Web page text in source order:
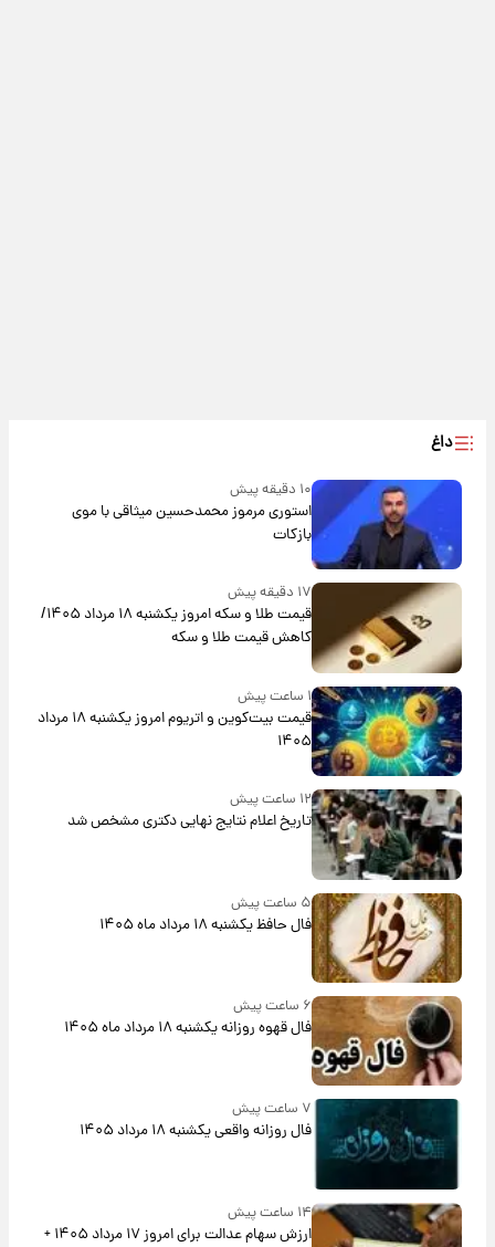
داغ
۱۰ دقیقه پیش
استوری مرموز محمدحسین میثاقی با موی
بازکات
۱۷ دقیقه پیش
قیمت طلا و سکه امروز یکشنبه ۱۸ مرداد ۱۴۰۵/
کاهش قیمت طلا و سکه
۱ ساعت پیش
قیمت بیت‌کوین و اتریوم امروز یکشنبه ۱۸ مرداد
۱۴۰۵
۱۲ ساعت پیش
تاریخ اعلام نتایج نهایی دکتری مشخص شد
۵ ساعت پیش
فال حافظ یکشنبه ۱۸ مرداد ماه ۱۴۰۵
۶ ساعت پیش
فال قهوه روزانه یکشنبه ۱۸ مرداد ماه ۱۴۰۵
۷ ساعت پیش
فال روزانه واقعی یکشنبه ۱۸ مرداد ۱۴۰۵
۱۴ ساعت پیش
ارزش سهام عدالت برای امروز ۱۷ مرداد ۱۴۰۵ +